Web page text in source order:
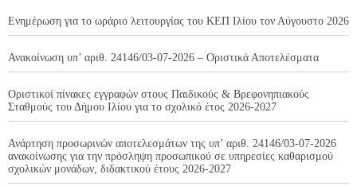
Ενημέρωση για το ωράριο λειτουργίας του ΚΕΠ Ιλίου τον Αύγουστο 2026
Ανακοίνωση υπ’ αριθ. 24146/03-07-2026 – Οριστικά Αποτελέσματα
Οριστικοί πίνακες εγγραφών στους Παιδικούς & Βρεφονηπιακούς
Σταθμούς του Δήμου Ιλίου για το σχολικό έτος 2026-2027
Ανάρτηση προσωρινών αποτελεσμάτων της υπ’ αριθ. 24146/03-07-2026
ανακοίνωσης για την πρόσληψη προσωπικού σε υπηρεσίες καθαρισμού
σχολικών μονάδων, διδακτικού έτους 2026-2027